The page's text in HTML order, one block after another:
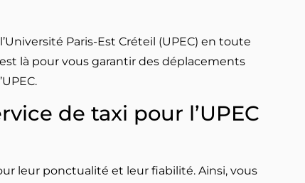
Paris-Est Créteil (UPEC) en toute
là pour vous garantir des déplacements
de taxi pour l’UPEC
leur ponctualité et leur fiabilité. Ainsi, vous